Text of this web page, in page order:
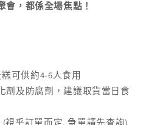
會，都係全場焦點！
可供約4-6人食用
劑及防腐劑，建議取貨當日食
(視乎訂單而定,急單請先查詢)